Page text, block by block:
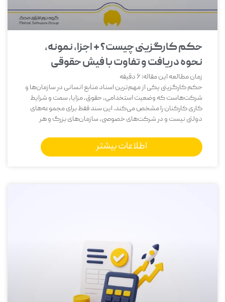
حکم کارگزینی چیست؟ + اجزا، نمونه،
نحوه دریافت و تفاوت با فیش حقوقی
زمان مطالعه این مقاله:6 دقیقه
حکم کارگزینی یکی از مهم‌ترین اسناد منابع انسانی در سازمان‌ها و
شرکت‌هاست که وضعیت استخدامی، حقوق، مزایا، سمت و شرایط
کاری کارکنان را مشخص می‌کند. این سند فقط برای مجموعه‌های
دولتی نیست و در شرکت‌های خصوصی، سازمان‌های بزرگ و هر
اطلاعات بیشتر